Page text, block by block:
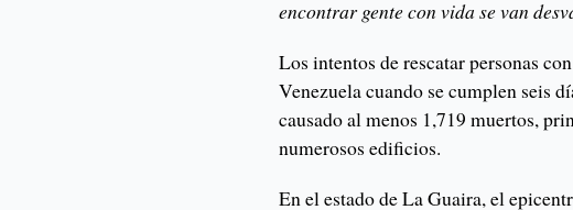
encontrar gente con vida se van
Los intentos de rescatar personas
Venezuela cuando se cumplen seis
causado al menos 1,719 muertos,
numerosos edificios.
En el estado de La Guaira, el